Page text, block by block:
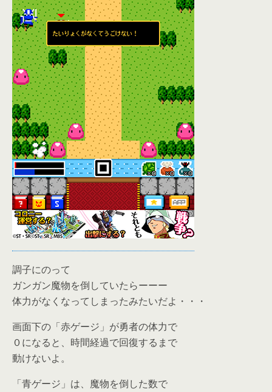
調子にのって
ガンガン魔物を倒していたらーーー
体力がなくなってしまったみたいだよ・・・
画面下の「赤ゲージ」が勇者の体力で
０になると、時間経過で回復するまで
動けないよ。
「青ゲージ」は、魔物を倒した数で